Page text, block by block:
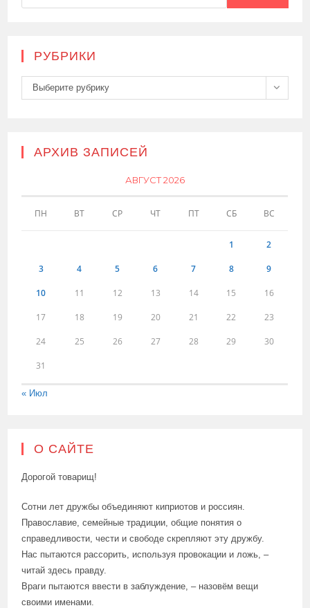
РУБРИКИ
Рубрики
Выберите рубрику
АРХИВ ЗАПИСЕЙ
АВГУСТ 2026
ПН ВТ СР ЧТ ПТ СБ ВС
1 2
3 4 5 6 7 8 9
10 11 12 13 14 15 16
17 18 19 20 21 22 23
24 25 26 27 28 29 30
31
« Июл
О САЙТЕ
Дорогой товарищ!
Сотни лет дружбы объединяют киприотов и россиян.
Православие, семейные традиции, общие понятия о
справедливости, чести и свободе скрепляют эту дружбу.
Нас пытаются рассорить, используя провокации и ложь, –
читай здесь правду.
Враги пытаются ввести в заблуждение, – назовём вещи
своими именами.